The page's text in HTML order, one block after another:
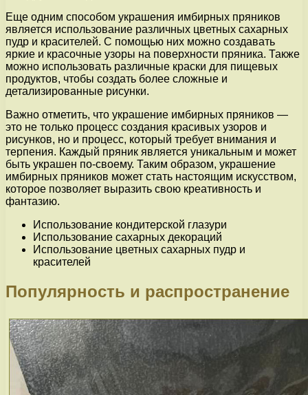
Еще одним способом украшения имбирных пряников
является использование различных цветных сахарных
пудр и красителей. С помощью них можно создавать
яркие и красочные узоры на поверхности пряника. Также
можно использовать различные краски для пищевых
продуктов, чтобы создать более сложные и
детализированные рисунки.
Важно отметить, что украшение имбирных пряников —
это не только процесс создания красивых узоров и
рисунков, но и процесс, который требует внимания и
терпения. Каждый пряник является уникальным и может
быть украшен по-своему. Таким образом, украшение
имбирных пряников может стать настоящим искусством,
которое позволяет выразить свою креативность и
фантазию.
Использование кондитерской глазури
Использование сахарных декораций
Использование цветных сахарных пудр и
красителей
Популярность и распространение